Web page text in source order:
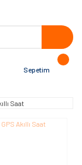
Sepetim